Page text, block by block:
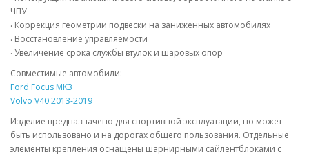
ЧПУ
‧ Коррекция геометрии подвески на заниженных автомобилях
‧ Восстановление управляемости
‧ Увеличение срока службы втулок и шаровых опор
Совместимые автомобили:
Ford Focus MK3
Volvo V40 2013-2019
Изделие предназначено для спортивной эксплуатации, но может
быть использовано и на дорогах общего пользования. Отдельные
элементы крепления оснащены шарнирными сайлентблоками с